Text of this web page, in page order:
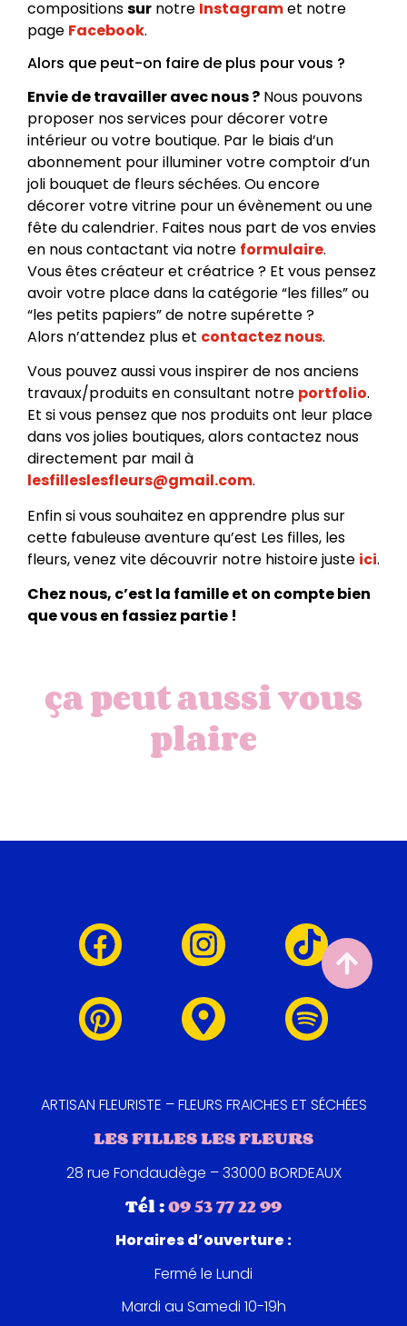
compositionssur notre Instagramet notre
page Facebook.
Alors que peut-on faire de plus pour vous ?
Envie de travailler avec nous ? Nous pouvons
proposer nos services pour décorer votre
intérieur ou votre boutique. Par le biais d’un
abonnement pour illuminer votre comptoir d’un
joli bouquet de fleurs séchées. Ou encore
décorer votre vitrine pour un évènement ou une
fête du calendrier. Faites nous part de vos envies
en nous contactant via notre formulaire.
Vous êtes créateur et créatrice ? Et vous pensez
avoir votre place dans la catégorie “les filles” ou
“les petits papiers” de notre supérette ?
Alors n’attendez plus et contactez nous.
Vous pouvez aussi vous inspirer de nos anciens
travaux/produits en consultant notre portfolio.
Et si vous pensez que nos produits ont leur place
dans vos jolies boutiques, alors contactez nous
directement par mail à
lesfilleslesfleurs@gmail.com.
Enfin si vous souhaitez en apprendre plus sur
cette fabuleuse aventure qu’est Les filles, les
fleurs, venez vite découvrir notre histoire juste ici.
Chez nous, c’est la famille et on compte bien
que vous en fassiez partie !
ça peut aussi vous
plaire
ARTISAN FLEURISTE – FLEURS FRAICHES ET SÉCHÉES
LES FILLES LES FLEURS
28 rue Fondaudège – 33000 BORDEAUX
Tél :09 53 77 22 99
Horaires d’ouverture :
Fermé le Lundi
Mardi au Samedi 10-19h